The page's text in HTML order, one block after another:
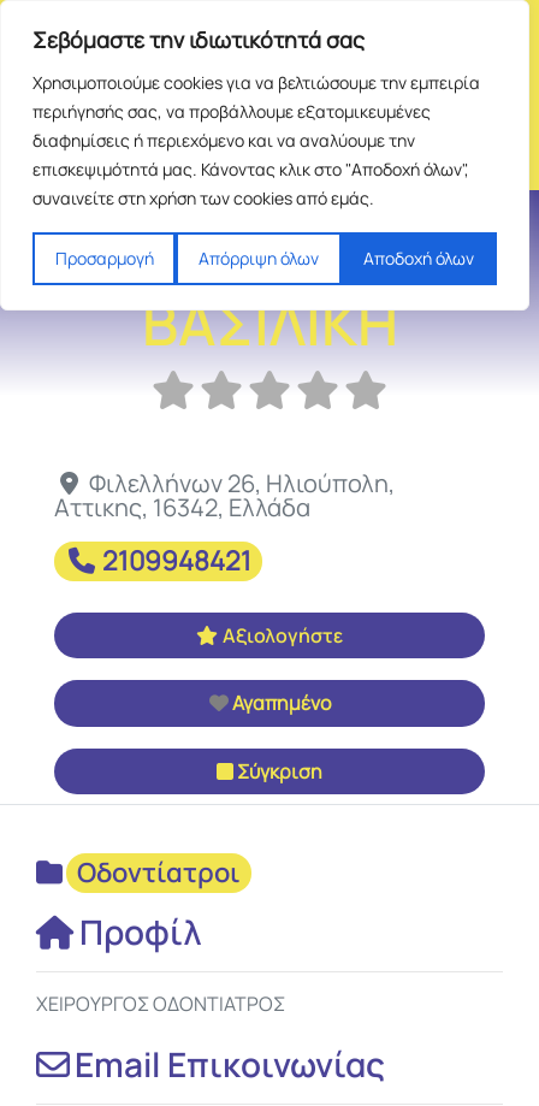
Σεβόμαστε την ιδιωτικότητά σας
Χρησιμοποιούμε cookies για να βελτιώσουμε την εμπειρία
περιήγησής σας, να προβάλλουμε εξατομικευμένες
διαφημίσεις ή περιεχόμενο και να αναλύουμε την
επισκεψιμότητά μας. Κάνοντας κλικ στο "Αποδοχή όλων",
συναινείτε στη χρήση των cookies από εμάς.
Προσαρμογή Απόρριψη όλων Αποδοχή όλων
ΑΓΟΡΑΣΤΗ
ΒΑΣΙΛΙΚΗ
Φιλελλήνων 26, Ηλιούπολη,
Αττικης, 16342, Ελλάδα
2109948421
Αξιολογήστε
Αγαπημένο
Σύγκριση
Οδοντίατροι
Προφίλ
ΧΕΙΡΟΥΡΓΟΣ ΟΔΟΝΤΙΑΤΡΟΣ
Email Επικοινωνίας